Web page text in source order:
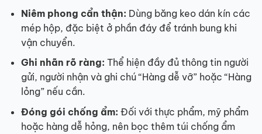
Niêm phong cẩn thận: Dùng băng keo dán kín các
mép hộp, đặc biệt ở phần đáy để tránh bung khi
vận chuyển.
Ghi nhãn rõ ràng: Thể hiện đầy đủ thông tin người
gửi, người nhận và ghi chú “Hàng dễ vỡ” hoặc “Hàng
lỏng” nếu cần.
Đóng gói chống ẩm: Đối với thực phẩm, mỹ phẩm
hoặc hàng dễ hỏng, nên bọc thêm túi chống ẩm